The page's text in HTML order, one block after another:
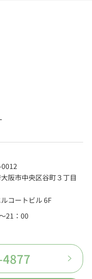
阪市中央区谷町３丁目
コートビル 6F
21：00